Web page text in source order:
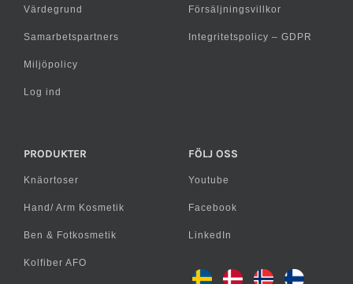
Värdegrund
Samarbetspartners
Miljöpolicy
Log ind
Försäljningsvillkor
Integritetspolicy – GDPR
PRODUKTER
Knäortoser
Hand/ Arm Kosmetik
Ben & Fotkosmetik
Kolfiber AFO
FÖLJ OSS
Youtube
Facebook
LinkedIn